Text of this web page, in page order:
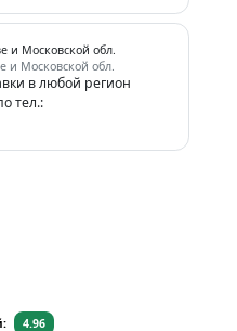
и Московской обл.
и Московской обл.
в любой регион
тел.:
4.96